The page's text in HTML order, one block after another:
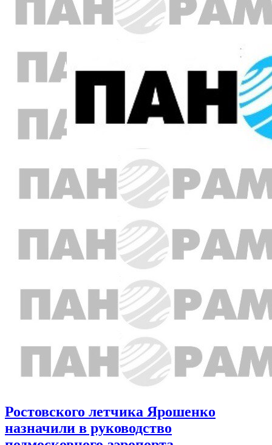
Ростовского летчика Ярошенко
назначили в руководство